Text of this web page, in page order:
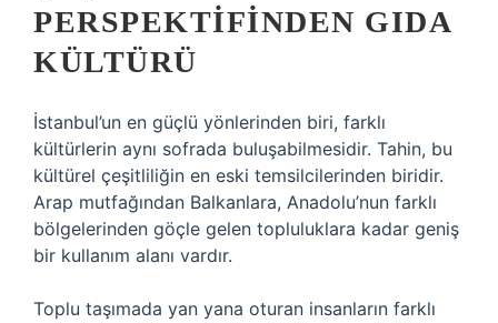
PERSPEKTIFINDEN GIDA
KÜLTÜRÜ
İstanbul’un en güçlü yönlerinden biri, farklı
kültürlerin aynı sofrada buluşabilmesidir. Tahin, bu
kültürel çeşitliliğin en eski temsilcilerinden biridir.
Arap mutfağından Balkanlara, Anadolu’nun farklı
bölgelerinden göçle gelen topluluklara kadar geniş
bir kullanım alanı vardır.
Toplu taşımada yan yana oturan insanların farklı